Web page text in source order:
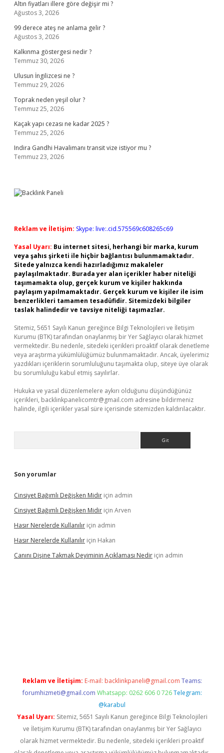
Altın fiyatları illere göre değişir mi ?
Ağustos 3, 2026
99 derece ateş ne anlama gelir ?
Ağustos 3, 2026
Kalkınma göstergesi nedir ?
Temmuz 30, 2026
Ulusun İngilizcesi ne ?
Temmuz 29, 2026
Toprak neden yeşil olur ?
Temmuz 25, 2026
Kaçak yapı cezası ne kadar 2025 ?
Temmuz 25, 2026
Indira Gandhi Havalimanı transit vize istiyor mu ?
Temmuz 23, 2026
Reklam ve İletişim: Skype: live:.cid.575569c608265c69
Yasal Uyarı: Bu internet sitesi, herhangi bir marka, kurum
veya şahıs şirketi ile hiçbir bağlantısı bulunmamaktadır.
Sitede yalnızca kendi hazırladığımız makaleler
paylaşılmaktadır. Burada yer alan içerikler haber niteliği
taşımamakta olup, gerçek kurum ve kişiler hakkında
paylaşım yapılmamaktadır. Gerçek kurum ve kişiler ile isim
benzerlikleri tamamen tesadüfidir. Sitemizdeki bilgiler
taslak halindedir ve tavsiye niteliği taşımazlar.
Sitemiz, 5651 Sayılı Kanun gereğince Bilgi Teknolojileri ve İletişim
Kurumu (BTK) tarafından onaylanmış bir Yer Sağlayıcı olarak hizmet
vermektedir. Bu nedenle, sitedeki içerikleri proaktif olarak denetleme
veya araştırma yükümlülüğümüz bulunmamaktadır. Ancak, üyelerimiz
yazdıkları içeriklerin sorumluluğunu taşımakta olup, siteye üye olarak
bu sorumluluğu kabul etmiş sayılırlar.
Hukuka ve yasal düzenlemelere aykırı olduğunu düşündüğünüz
içerikleri, backlinkpanelicomtr@gmail.com adresine bildirmeniz
halinde, ilgili içerikler yasal süre içerisinde sitemizden kaldırılacaktır.
Son yorumlar
Cinsiyet Bağımlı Değişken Midir için admin
Cinsiyet Bağımlı Değişken Midir için Arven
Hasır Nerelerde Kullanılır için admin
Hasır Nerelerde Kullanılır için Hakan
Canını Dişine Takmak Deyiminin Açıklaması Nedir için admin
Reklam ve İletişim: E-mail: backlinkpaneli@gmail.com Teams:
forumhizmeti@gmail.com Whatsapp: 0262 606 0 726 Telegram:
@karabul
Yasal Uyarı: Sitemiz, 5651 Sayılı Kanun gereğince Bilgi Teknolojileri
ve İletişim Kurumu (BTK) tarafından onaylanmış bir Yer Sağlayıcı
olarak hizmet vermektedir. Bu nedenle, sitedeki içerikleri proaktif